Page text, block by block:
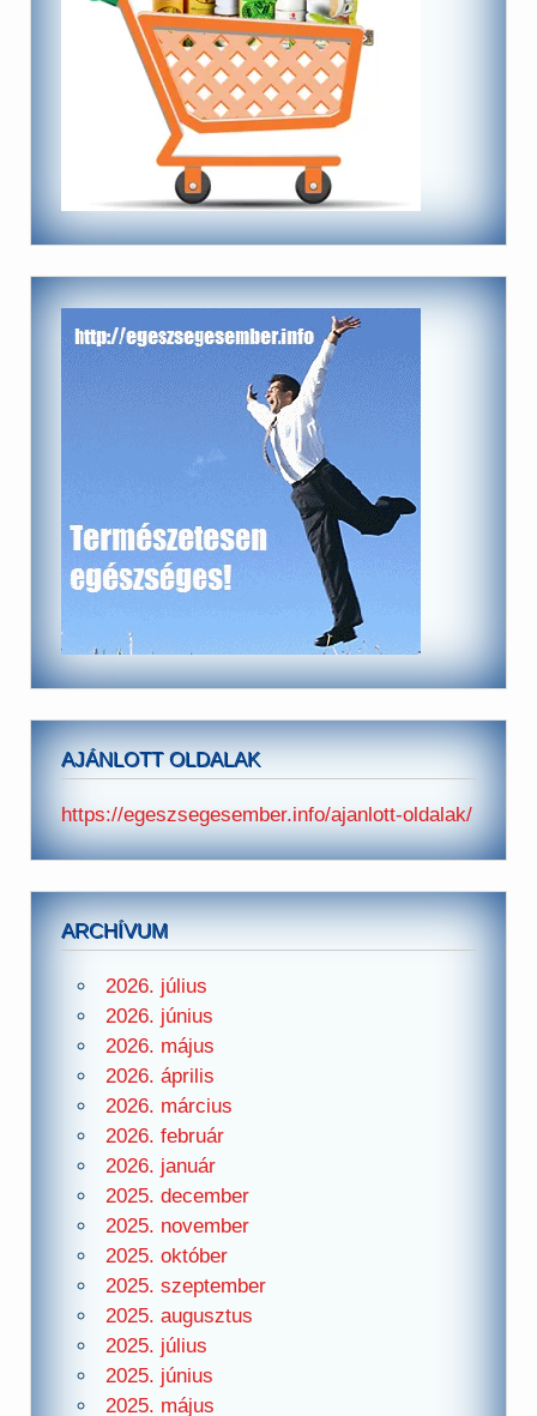
AJÁNLOTT OLDALAK
https://egeszsegesember.info/ajanlott-oldalak/
ARCHÍVUM
2026. július
2026. június
2026. május
2026. április
2026. március
2026. február
2026. január
2025. december
2025. november
2025. október
2025. szeptember
2025. augusztus
2025. július
2025. június
2025. május